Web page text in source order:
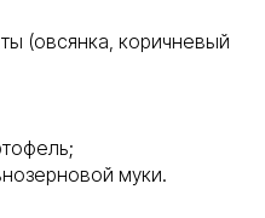
(овсянка, коричневый
муки.